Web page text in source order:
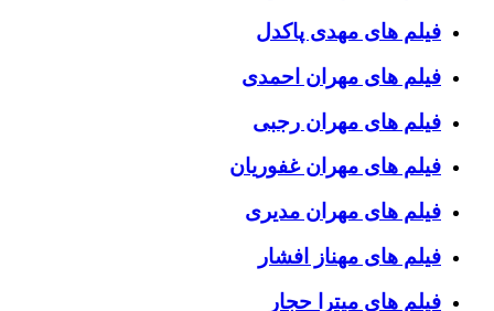
فیلم های مهدی پاکدل
فیلم های مهران احمدی
فیلم های مهران رجبی
فیلم های مهران غفوریان
فیلم های مهران مدیری
فیلم های مهناز افشار
فیلم های میترا حجار